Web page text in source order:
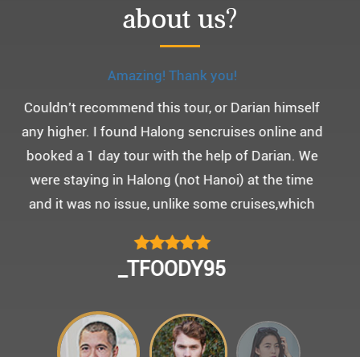
about us?
Monchery cruis, 즐거웠던 어머니 환갑여행~
어머니 환갑여행을 기념하여 하롱베이, 몽쉐리 크
루즈 여행을 다녀왔어요. ^^
부모님을 모시고 가는 여행인만큼 비교적 선선한 2
월말에 Darian Culbert를 통해서 다녀왔습니다.
5성급 신식 몽쉐리 크루즈와 리무진 버스 덕분에 부
멀미가 있으신 부모님을 배려해서 리무진에서 앞좌
석으로 배치해주시어 고마웠습니다.
킹은 부모님께 멋진 추억을 만들어 주었네요.
어머니 환갑을 기념하여 몽쉐리 크루즈에서 이쁜
CHOKYUNGSEOK